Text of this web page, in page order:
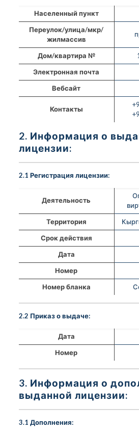
Населенный пункт
Переулок/улица/мкр/
жилмассив
Дом/квартира №
Электронная почта
Вебсайт
Контакты
2. Информация о
лицензии:
2.1 Регистрация лицензии:
Деятельность
Территория
Срок действия
Дата
Номер
Номер бланка
2.2 Приказ о выдаче:
Дата
Номер
3. Информация о
выданной лицензии:
3.1 Дополнения: